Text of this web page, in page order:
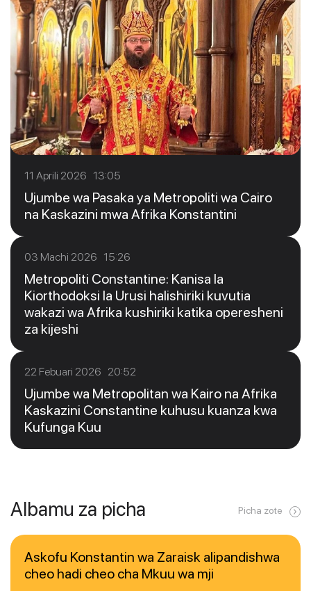
11 Aprili 2026 13:05
Ujumbe wa Pasaka ya Metropoliti wa Cairo
na Kaskazini mwa Afrika Konstantini
03 Machi 2026 15:26
Metropoliti Constantine: Kanisa la
Kiorthodoksi la Urusi halishiriki kuvutia
wakazi wa Afrika kushiriki katika operesheni
za kijeshi
22 Febuari 2026 20:52
Ujumbe wa Metropolitan wa Kairo na Afrika
Kaskazini Constantine kuhusu kuanza kwa
Kufunga Kuu
Albamu za picha Picha zote
Askofu Konstantin wa Zaraisk alipandishwa
cheo hadi cheo cha Mkuu wa mji